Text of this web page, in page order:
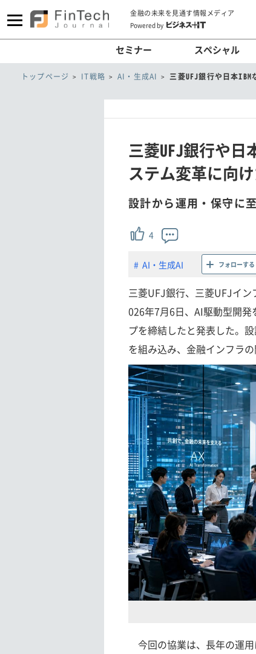
金融の未来を見通す情報メディア
Powered by
セミナー スペシャル
トップページ IT戦略 AI・生成AI 三菱UFJ銀行や日本
三菱UFJ銀行や日
ステム変革に向
設計から運用・保守に
4
AI・生成AI フォローする
三菱UFJ銀行、三菱UFJイ
026年7月6日、AI駆動型開
プを締結したと発表した。
を組み込み、金融インフラ
今回の協業は、長年の運